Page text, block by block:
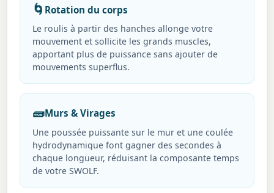
🌀 Rotation du corps
Le roulis à partir des hanches allonge votre
mouvement et sollicite les grands muscles,
apportant plus de puissance sans ajouter de
mouvements superflus.
🧱Murs & Virages
Une poussée puissante sur le mur et une coulée
hydrodynamique font gagner des secondes à
chaque longueur, réduisant la composante temps
de votre SWOLF.